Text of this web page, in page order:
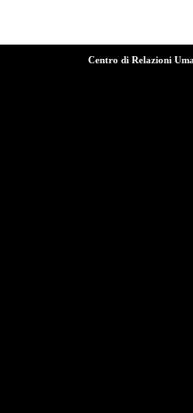
Centro di Relazioni